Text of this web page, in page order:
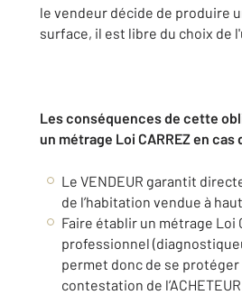
le vendeur décide de produire
surface, il est libre du choix de
Les conséquences de cette
un métrage Loi CARREZ en cas
Le VENDEUR garantit
de l’habitation vendue à
Faire établir un métrage Loi
professionnel
permet donc de se protéger
contestation de